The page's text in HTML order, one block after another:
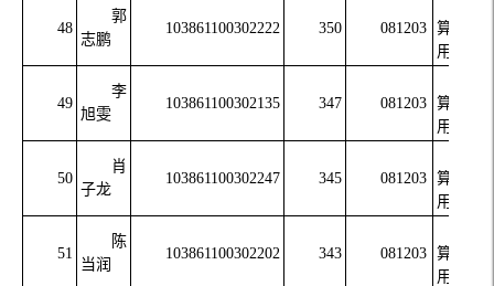
48
郭
志鹏
103861100302222 350 081203
算机应
用技术
49
李
旭雯
103861100302135 347 081203
算机应
用技术
50
肖
子龙
103861100302247 345 081203
算机应
用技术
51
陈
当润
103861100302202 343 081203
算机应
用技术